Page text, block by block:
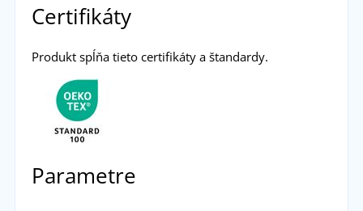
Certifikáty
Produkt spĺňa tieto certifikáty a štandardy.
Parametre